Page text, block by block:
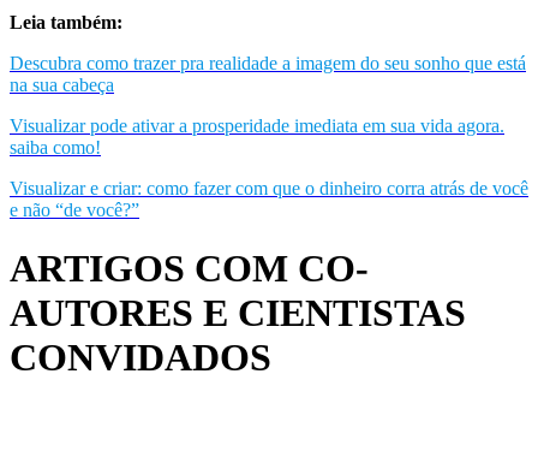
Leia também:
Descubra como trazer pra realidade a imagem do seu sonho que está
na sua cabeça
Visualizar pode ativar a prosperidade imediata em sua vida agora.
saiba como!
Visualizar e criar: como fazer com que o dinheiro corra atrás de você
e não “de você?”
ARTIGOS COM CO-
AUTORES E CIENTISTAS
CONVIDADOS